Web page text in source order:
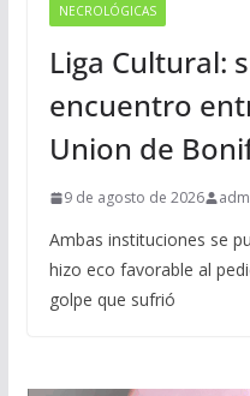
NECROLÓGICAS
Liga Cultural:
encuentro
Union de
9 de agosto de 2026
Ambas instituciones se
hizo eco favorable al
golpe que sufrió